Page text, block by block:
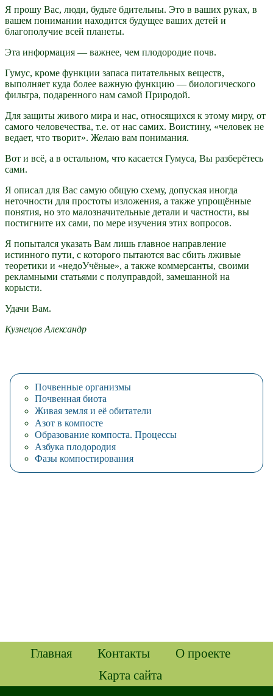
Я прошу Вас, люди, будьте бдительны. Это в ваших руках, в
вашем понимании находится будущее ваших детей и
благополучие всей планеты.
Эта информация — важнее, чем плодородие почв.
Гумус, кроме функции запаса питательных веществ,
выполняет куда более важную функцию — биологического
фильтра, подаренного нам самой Природой.
Для защиты живого мира и нас, относящихся к этому миру, от
самого человечества, т.е. от нас самих. Воистину, «человек не
ведает, что творит». Желаю вам понимания.
Вот и всё, а в остальном, что касается Гумуса, Вы разберётесь
сами.
Я описал для Вас самую общую схему, допуская иногда
неточности для простоты изложения, а также упрощённые
понятия, но это малозначительные детали и частности, вы
постигните их сами, по мере изучения этих вопросов.
Я попытался указать Вам лишь главное направление
истинного пути, с которого пытаются вас сбить лживые
теоретики и «недоУчёные», а также коммерсанты, своими
рекламными статьями с полуправдой, замешанной на
корысти.
Удачи Вам.
Кузнецов Александр
Почвенные организмы
Почвенная биота
Живая земля и её обитатели
Азот в компосте
Образование компоста. Процессы
Азбука плодородия
Фазы компостирования
Главная Контакты
О проекте
Карта сайта